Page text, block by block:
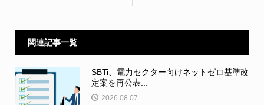
関連記事一覧
SBTi、電力セクター向けネットゼロ基準改
定案を再公表...
2026.08.07